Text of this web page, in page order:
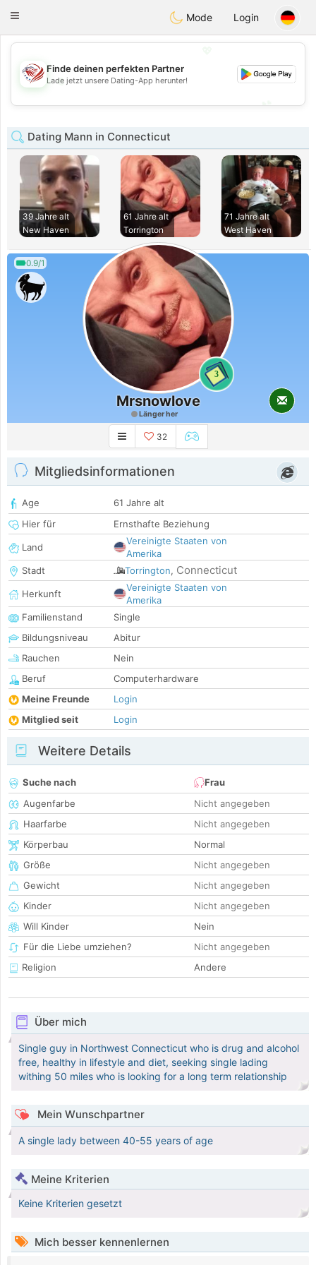
Dating
Toggle
Mode Login
💖
💕
Finde deinen perfekten Partner
Lade jetzt unsere Dating-App herunter!
Dating Mann in Connecticut
39 Jahre alt
New Haven
61 Jahre alt
Torrington
71 Jahre alt
West Haven
0.9/1
3
Mrsnowlove
Länger her
32
Mitgliedsinformationen
Age
61 Jahre alt
Hier für
Ernsthafte Beziehung
Land
Vereinigte Staaten von
Amerika
Stadt
Torrington, Connecticut
Herkunft
Vereinigte Staaten von
Amerika
Familienstand
Single
Bildungsniveau
Abitur
Rauchen
Nein
Beruf
Computerhardware
Meine Freunde
Login
Mitglied seit
Login
Weitere Details
Suche nach
Frau
Augenfarbe
Nicht angegeben
Haarfarbe
Nicht angegeben
Körperbau
Normal
Größe
Nicht angegeben
Gewicht
Nicht angegeben
Kinder
Nicht angegeben
Will Kinder
Nein
Für die Liebe umziehen?
Nicht angegeben
Religion
Andere
Über mich
Single guy in Northwest Connecticut who is drug and alcohol
free, healthy in lifestyle and diet, seeking single lading
withing 50 miles who is looking for a long term relationship
Mein Wunschpartner
A single lady between 40-55 years of age
Meine Kriterien
Keine Kriterien gesetzt
Mich besser kennenlernen